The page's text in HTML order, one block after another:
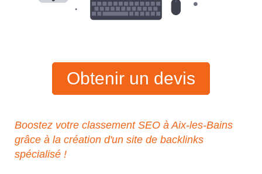
Obtenir un devis
Boostez votre classement SEO à Aix-les-Bains
grâce à la création d'un site de backlinks
spécialisé !